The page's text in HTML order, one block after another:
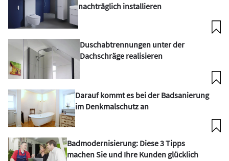
nachträglich installieren
Duschabtrennungen unter der
Dachschräge realisieren
Darauf kommt es bei der Badsanierung
im Denkmalschutz an
Badmodernisierung: Diese 3 Tipps
machen Sie und Ihre Kunden glücklich